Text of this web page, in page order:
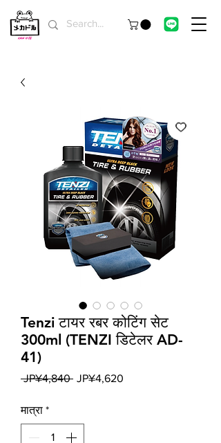
Tenzi टायर रबर कोटिंग सेट
300ml (TENZI डिटेलर AD-
41)
JP¥4,840 नियमित
JP¥4,620
मात्रा *